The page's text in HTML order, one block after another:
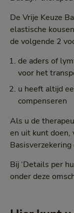
De Vrije Keuze
elastische
de volgende 2
de aders of
voor het
u heeft altijd
compenseren
Als u de
en uit kunt doen,
Bij ‘Details per
onder deze